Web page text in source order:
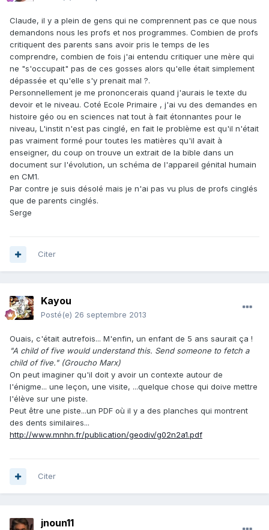
Claude, il y a plein de gens qui ne comprennent pas ce que nous
demandons nous les profs et nos programmes. Combien de profs
critiquent des parents sans avoir pris le temps de les
comprendre, combien de fois j'ai entendu critiquer une mère qui
ne "s'occupait" pas de ces gosses alors qu'elle était simplement
dépassée et qu'elle s'y prenait mal ?.
Personnellement je me prononcerais quand j'aurais le texte du
devoir et le niveau. Coté Ecole Primaire , j'ai vu des demandes en
histoire géo ou en sciences nat tout à fait étonnantes pour le
niveau, L'instit n'est pas cinglé, en fait le problème est qu'il n'était
pas vraiment formé pour toutes les matières qu'il avait à
enseigner, du coup on trouve un extrait de la bible dans un
document sur l'évolution, un schéma de l'appareil génital humain
en CM1.
Par contre je suis désolé mais je n'ai pas vu plus de profs cinglés
que de parents cinglés.
Serge
Citer
Kayou
Posté(e) 26 septembre 2013
Ouais, c'était autrefois... M'enfin, un enfant de 5 ans saurait ça !
"A child of five would understand this. Send someone to fetch a
child of five." (Groucho Marx)
On peut imaginer qu'il doit y avoir un contexte autour de
l'énigme... une leçon, une visite, ...quelque chose qui doive mettre
l'élève sur une piste.
Peut être une piste...un PDF où il y a des planches qui montrent
des dents similaires...
http://www.mnhn.fr/publication/geodiv/g02n2a1.pdf
Citer
jnoun11